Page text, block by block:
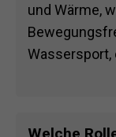
und Wärme,
Wassersport,